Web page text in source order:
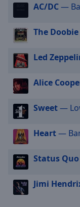
Beginning
dialog
Escape
cancel
and
close
window.
Color
Opacity
AC/DC—
The
Led
Alice
Sweet—
Heart—
Status Quo
Jimi